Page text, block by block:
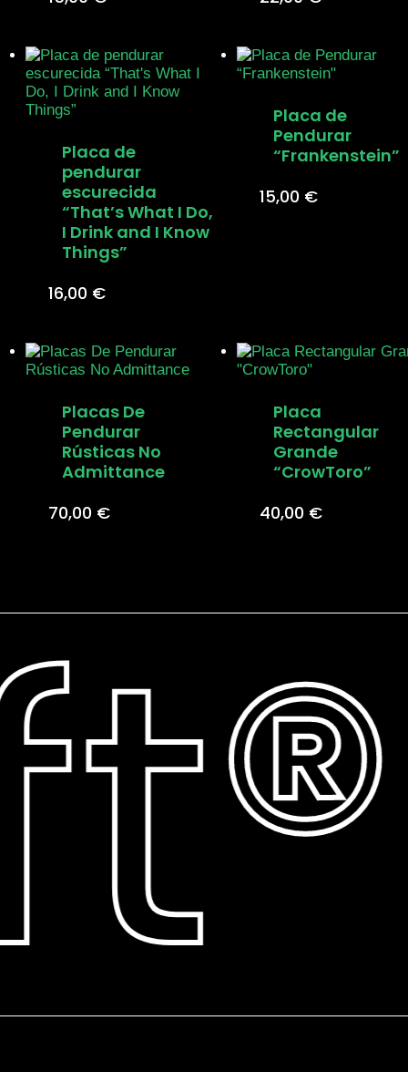
Placa de
pendurar
escurecida
“That’s What I Do,
I Drink and I Know
Things”
16,00 €
Placa de
Pendurar
“Frankenstein”
15,00 €
Placas De
Pendurar
Rústicas No
Admittance
70,00 €
Placa
Rectangular
Grande
“CrowToro”
40,00 €